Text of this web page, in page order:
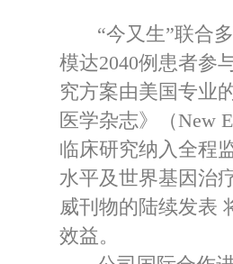
“今又生”联合多
模达2040例患者参
究方案由美国专业
医学杂志》（New
临床研究纳入全程
水平及世界基因治
威刊物的陆续发表
效益。